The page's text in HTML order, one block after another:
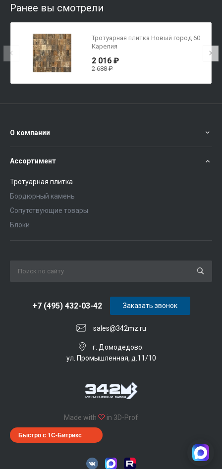
Ранее вы смотрели
Тротуарная плитка Новый город 60
Карелия
2 016 ₽
2 688 ₽
О компании
Ассортимент
Тротуарная плитка
Бордюрный камень
Сопутствующие товары
Блоки
sales@342mz.ru
+7 (495) 432-03-42
г. Домодедово.
ул. Промышленная, д.11/10
Заказать звонок
Made with in 3D-Prof
Быстро с 1С-Битрикс